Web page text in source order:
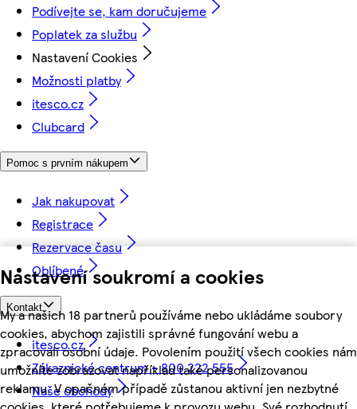
Nastavení soukromí a cookies
My a našich 18 partnerů používáme nebo ukládáme soubory
cookies, abychom zajistili správné fungování webu a
zpracovali osobní údaje. Povolením použití všech cookies nám
umožníte zobrazovat například také personalizovanou
reklamu. V opačném případě zůstanou aktivní jen nezbytné
Podívejte se, kam doručujeme
Poplatek za službu
Nastavení Cookies
Možnosti platby
itesco.cz
Clubcard
Pomoc s prvním nákupem
Jak nakupovat
Registrace
Rezervace času
Oblíbené
Kontakt
itesco.cz
Zákaznické centrum - 800 222 555
Naše obchody